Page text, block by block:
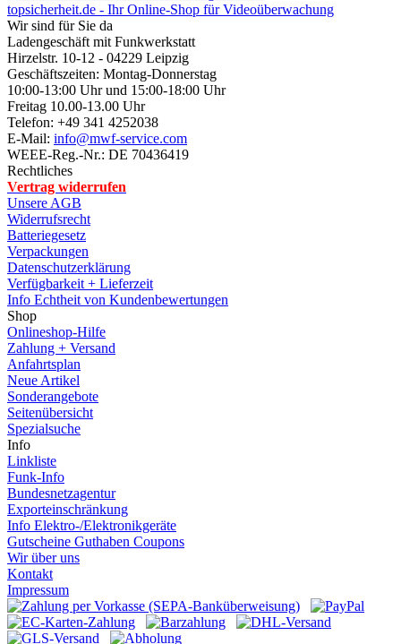
topsicherheit.de - Ihr Online-Shop für Videoüberwachung
Wir sind für Sie da
Ladengeschäft mit Funkwerkstatt
Hirzelstr. 10-12 - 04229 Leipzig
Geschäftszeiten: Montag-Donnerstag
10:00-13:00 Uhr und 15:00-18:00 Uhr
Freitag 10.00-13.00 Uhr
Telefon: +49 341 4252038
E-Mail: info@mwf-service.com
WEEE-Reg.-Nr.: DE 70436419
Rechtliches
Vertrag widerrufen
Unsere AGB
Widerrufsrecht
Batteriegesetz
Verpackungen
Datenschutzerklärung
Verfügbarkeit + Lieferzeit
Info Echtheit von Kundenbewertungen
Shop
Onlineshop-Hilfe
Zahlung + Versand
Anfahrtsplan
Neue Artikel
Sonderangebote
Seitenübersicht
Spezialsuche
Info
Linkliste
Funk-Info
Bundesnetzagentur
Exporteinschränkung
Info Elektro-/Elektronikgeräte
Gutscheine Guthaben Coupons
Wir über uns
Kontakt
Impressum